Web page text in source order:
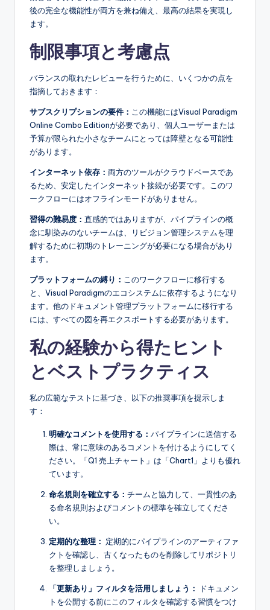
後の完全な機能性が両方を兼ね備え、最高の結果を実現し
ます。
制限事項と考慮点
バランスの取れたレビューを行うために、いくつかの点を
指摘しておきます：
サブスクリプションの要件： この機能にはVisual Paradigm
Online Combo Editionが必要であり、個人ユーザーまたは
予算が限られた小さなチームにとっては障壁となる可能性
があります。
インターネット依存： 両方のツールがクラウドベースであ
るため、安定したインターネット接続が必要です。このワ
ークフローにはオフラインモードがありません。
習得の難易度： 直感的ではありますが、パイプラインの概
念に馴染みのないチームは、リビジョン管理システムを理
解するために初期のトレーニングが必要になる場合があり
ます。
プラットフォームの縛り： このワークフローに移行する
と、Visual Paradigmのエコシステムに依存するようになり
ます。他のドキュメント管理プラットフォームに移行する
には、すべての図を再エクスポートする必要があります。
私の経験から得たヒント
とベストプラクティス
私の広範なテストに基づき、以下の推奨事項を提示しま
す：
明確なコメントを使用する： パイプラインに送信する
際は、常に意味のあるコメントを付けるようにしてく
ださい。「Q1 売上チャート」は「Chart1」よりも優れ
ています。
命名規則を確立する： チームと協力して、一貫性のあ
る命名規則およびコメントの標準を確立してくださ
い。
定期的な整理： 定期的にパイプラインのアーティファ
クトを確認し、古くなったものを削除してリポジトリ
を整理しましょう。
「更新あり」フィルタを活用しましょう：
ドキュメン
トを公開する前にこのフィルタを確認する習慣をつけ